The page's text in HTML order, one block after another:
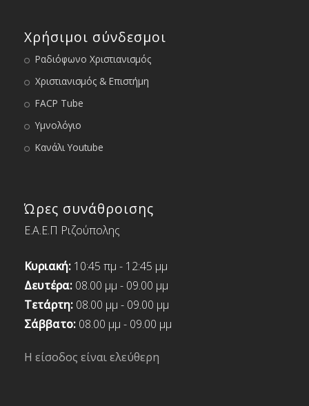
Χρήσιμοι σύνδεσμοι
Ραδιόφωνο Χριστιανισμός
Χριστιανισμός & Επιστήμη
FACP Tube
Υμνολόγιο
Κανάλι Youtube
Ώρες συνάθροισης
Ε.Α.Ε.Π Ριζούπολης
Κυριακή: 10:45 πμ - 12:45 μμ
Δευτέρα: 08.00 μμ - 09.00 μμ
Τετάρτη: 08.00 μμ - 09.00 μμ
Σάββατο: 08.00 μμ - 09.00 μμ
Η είσοδος είναι ελεύθερη